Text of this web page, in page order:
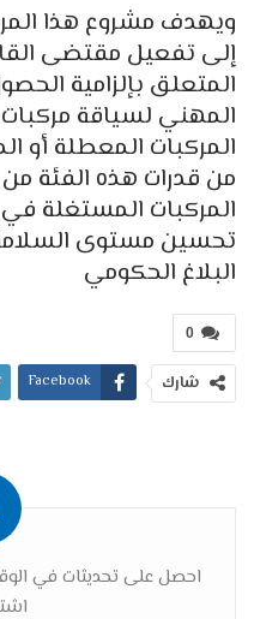
ويهدف مشروع هذا
إلى تفعيل مقتضى
المتعلق بإلزامية
المهني لسياقة
المركبات المعطلة أو
من قدرات هذه الفئة
المركبات المستغلة في
تحسين مستوى
البلاغ الحكومي
0
شارك Facebook
احصل على تحديثات في